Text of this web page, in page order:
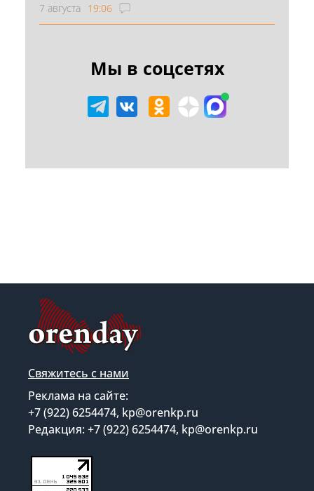
7 августа 19:06
Мы в соцсетях
Свяжитесь с нами
Реклама на сайте:
+7 (922) 6254474, kp@orenkp.ru
Редакция: +7 (922) 6254474, kp@orenkp.ru